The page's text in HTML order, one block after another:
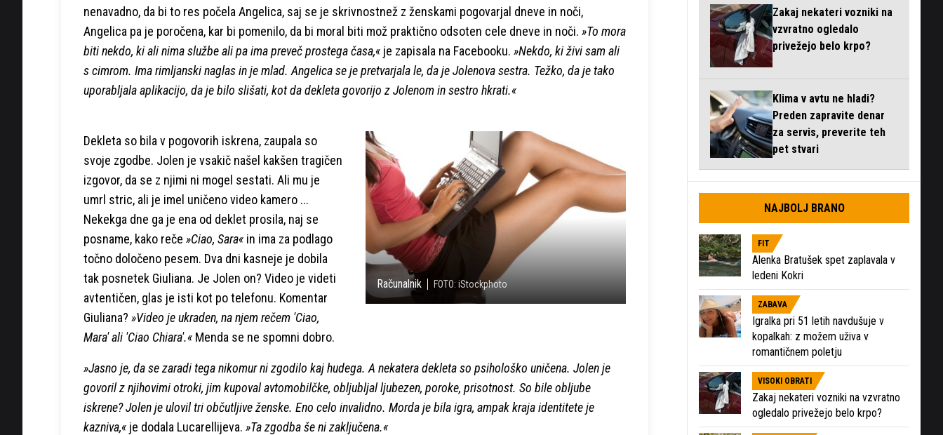
nenavadno, da bi to res počela Angelica, saj se je skrivnostnež z ženskami pogovarjal dneve in noči,
Angelica pa je poročena, kar bi pomenilo, da bi moral biti mož praktično odsoten cele dneve in noči. »To mora
biti nekdo, ki ali nima službe ali pa ima preveč prostega časa,« je zapisala na Facebooku. »Nekdo, ki živi sam ali
s cimrom. Ima rimljanski naglas in je mlad. Angelica se je pretvarjala le, da je Jolenova sestra. Težko, da je tako
uporabljala aplikacijo, da je bilo slišati, kot da dekleta govorijo z Jolenom in sestro hkrati.«
Računalnik FOTO: iStockphoto
Dekleta so bila v pogovorih iskrena, zaupala so
svoje zgodbe. Jolen je vsakič našel kakšen tragičen
izgovor, da se z njimi ni mogel sestati. Ali mu je
umrl stric, ali je imel uničeno video kamero ...
Nekekga dne ga je ena od deklet prosila, naj se
posname, kako reče »Ciao, Sara« in ima za podlago
točno določeno pesem. Dva dni kasneje je dobila
tak posnetek Giuliana. Je Jolen on? Video je videti
avtentičen, glas je isti kot po telefonu. Komentar
Giuliana? »Video je ukraden, na njem rečem 'Ciao,
Mara' ali 'Ciao Chiara'.« Menda se ne spomni dobro.
»Jasno je, da se zaradi tega nikomur ni zgodilo kaj hudega. A nekatera dekleta so psihološko uničena. Jolen je
govoril z njihovimi otroki, jim kupoval avtomobilčke, obljubljal ljubezen, poroke, prisotnost. So bile obljube
iskrene? Jolen je ulovil tri občutljive ženske. Eno celo invalidno. Morda je bila igra, ampak kraja identitete je
kazniva,« je dodala Lucarellijeva. »Ta zgodba še ni zaključena.«
Zakaj nekateri vozniki na
vzvratno ogledalo
privežejo belo krpo?
Klima v avtu ne hladi?
Preden zapravite denar
za servis, preverite teh
pet stvari
NAJBOLJ BRANO
FIT
Alenka Bratušek spet zaplavala v
ledeni Kokri
ZABAVA
Igralka pri 51 letih navdušuje v
kopalkah: z možem uživa v
romantičnem poletju
VISOKI OBRATI
Zakaj nekateri vozniki na vzvratno
ogledalo privežejo belo krpo?